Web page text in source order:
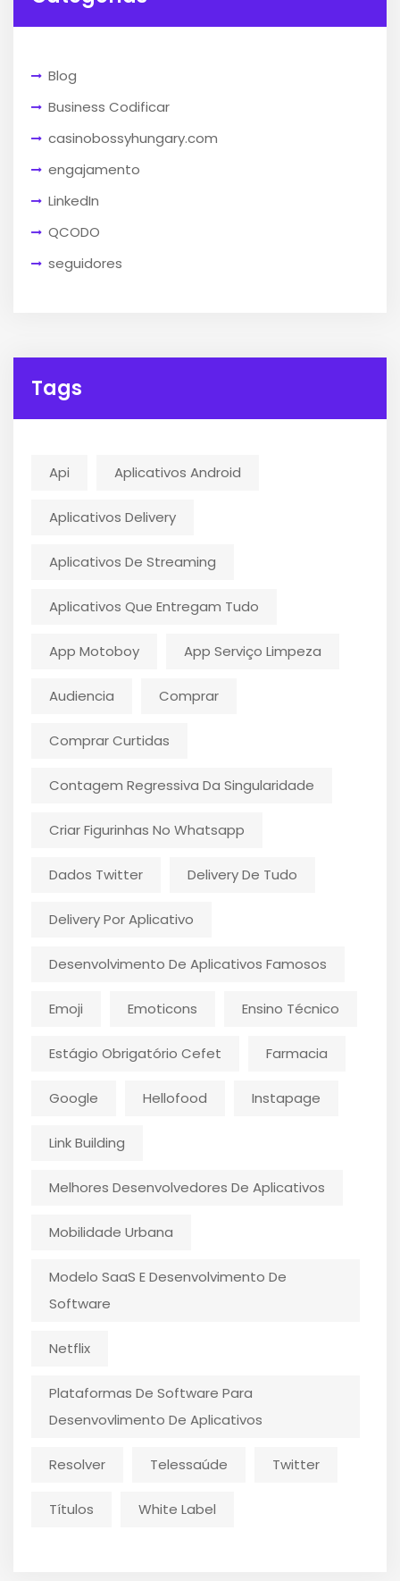
Blog
Business Codificar
casinobossyhungary.com
engajamento
LinkedIn
QCODO
seguidores
Tags
Api Aplicativos Android
Aplicativos Delivery
Aplicativos De Streaming
Aplicativos Que Entregam Tudo
App Motoboy App Serviço Limpeza
Audiencia Comprar
Comprar Curtidas
Contagem Regressiva Da Singularidade
Criar Figurinhas No Whatsapp
Dados Twitter Delivery De Tudo
Delivery Por Aplicativo
Desenvolvimento De Aplicativos Famosos
Emoji Emoticons Ensino Técnico
Estágio Obrigatório Cefet Farmacia
Google Hellofood Instapage
Link Building
Melhores Desenvolvedores De Aplicativos
Mobilidade Urbana
Modelo SaaS E Desenvolvimento De
Software
Netflix
Plataformas De Software Para
Desenvovlimento De Aplicativos
Resolver Telessaúde Twitter
Títulos White Label